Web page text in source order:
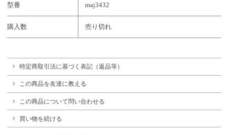
型番 maj3432
購入数 売り切れ
特定商取引法に基づく表記（返品等）
この商品を友達に教える
この商品について問い合わせる
買い物を続ける